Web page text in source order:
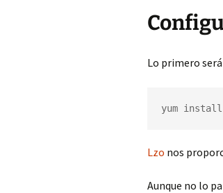
Lo primero
yum install
Lzo nos
Aunque no lo